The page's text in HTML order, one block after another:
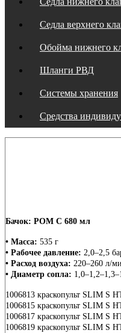
Седла верхнего
Обойма нижнего
Шланги РВД
Системы хранения
Средства
Бачок: POM C 680 мл
• Масса: 535 г
• Рабочее давление: 2,0–2,5
• Расход воздуха: 220–260 л/
• Диаметр сопла:
1006813 краскопульт SLIM S
1006815 краскопульт SLIM S
1006817 краскопульт SLIM S
1006819 краскопульт SLIM S